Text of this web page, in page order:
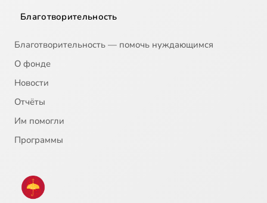
Благотворительность
Благотворительность — помочь нуждающимся
О фонде
Новости
Отчёты
Им помогли
Программы